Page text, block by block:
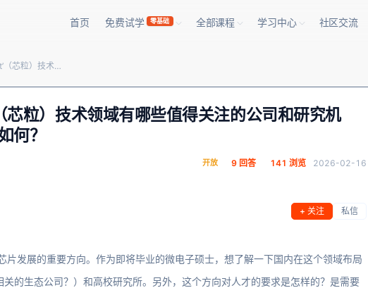
首页 免费试学 零基础 全部课程 学习中心 社区交流
2025年，国内在‘Chiplet’（芯粒）技术领域有哪些值得关注的公司和研究机构？这个方向对人才的需求如何？
粒）技术领域有哪些值得关注的公司和研究机
何？
开放 9 回答 141 浏览 2026-02-16
+ 关注 私信
发展的重要方向。作为即将毕业的微电子硕士，想了解一下国内在这个领域布局
的生态公司？）和高校研究所。另外，这个方向对人才的要求是怎样的？是需要